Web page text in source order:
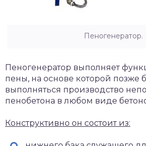
Пеногенератор.
Пеногенератор выполняет
пены, на основе которой позже
выполняться производство
пенобетона в любом виде
Конструктивно он состоит из: